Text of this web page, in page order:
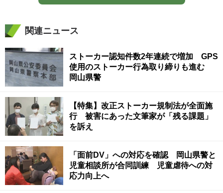
関連ニュース
ストーカー認知件数2年連続で増加 GPS
使用のストーカー行為取り締りも進む
岡山県警
【特集】改正ストーカー規制法が全面施
行 被害にあった文筆家が「残る課題」
を訴え
「面前DV」への対応を確認 岡山県警と
児童相談所が合同訓練 児童虐待への対
応力向上へ